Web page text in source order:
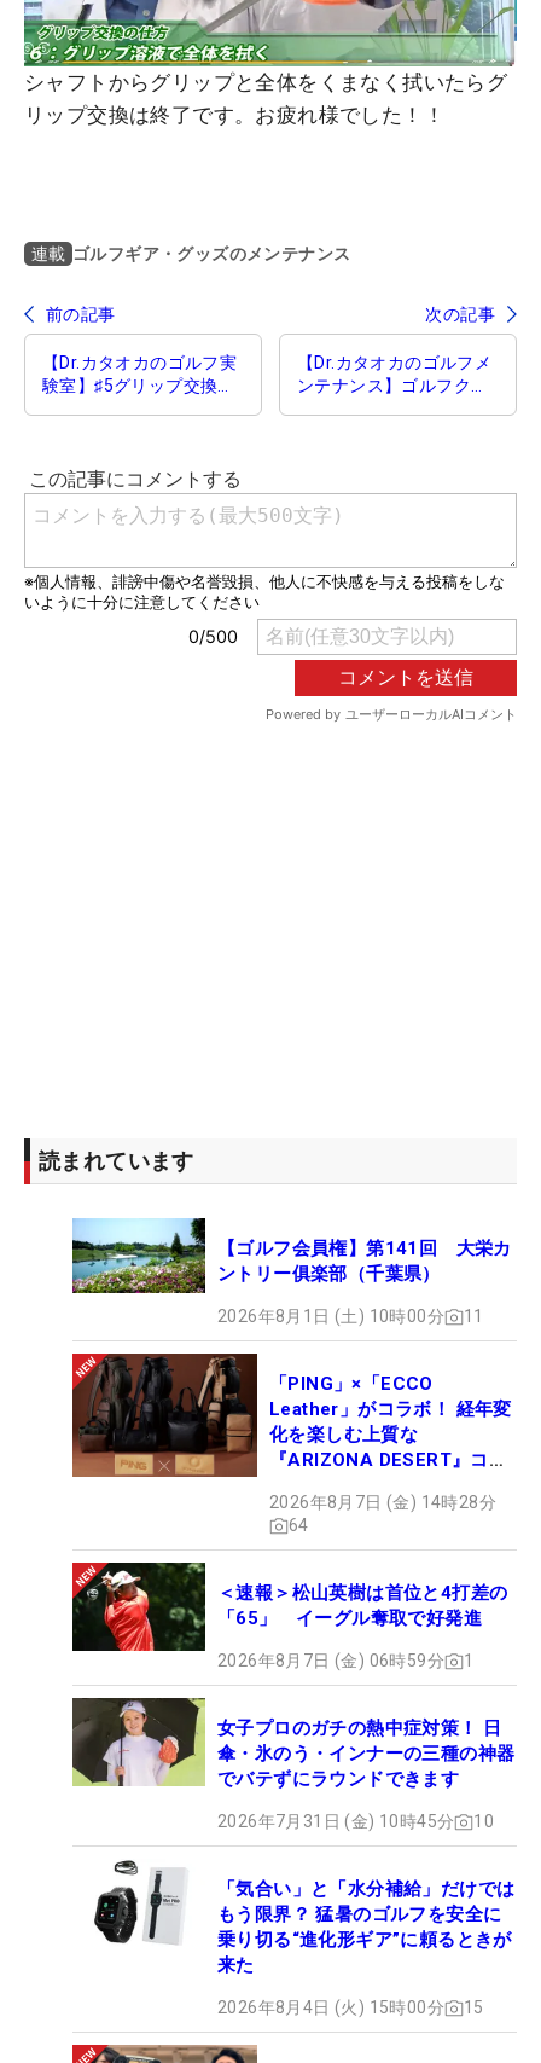
シャフトからグリップと全体をくまなく拭いたらグ
リップ交換は終了です。お疲れ様でした！！
連載 ゴルフギア・グッズのメンテナンス
前の記事 次の記事
【Dr.カタオカのゴルフ実
験室】♯5グリップ交換
【Dr.カタオカのゴルフメ
ンテナンス】ゴルフクラ
読まれています
【ゴルフ会員権】第141回 大栄カ
ントリー俱楽部（千葉県）
2026年8月1日 (土) 10時00分 11
「PING」×「ECCO
Leather」がコラボ！ 経年変
化を楽しむ上質な
『ARIZONA DESERT』コレ
ュー
2026年8月7日 (金) 14時28分
64
＜速報＞松山英樹は首位と4打差の
「65」 イーグル奪取で好発進
2026年8月7日 (金) 06時59分 1
女子プロのガチの熱中症対策！ 日
傘・氷のう・インナーの三種の神器
でバテずにラウンドできます
2026年7月31日 (金) 10時45分 10
「気合い」と「水分補給」だけでは
もう限界？ 猛暑のゴルフを安全に
乗り切る“進化形ギア”に頼るときが
来た
2026年8月4日 (火) 15時00分 15